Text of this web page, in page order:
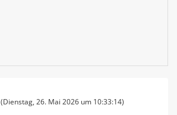
(Dienstag, 26. Mai 2026 um 10:33:14)